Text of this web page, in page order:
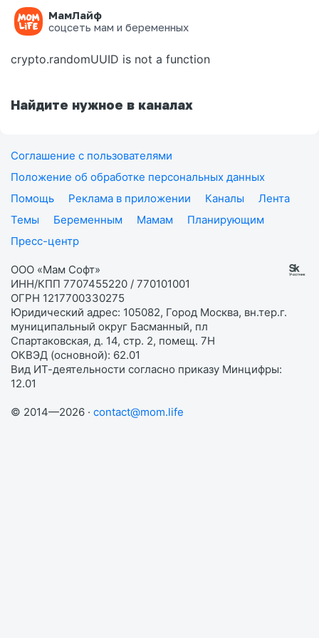
МамЛайф
соцсеть мам и беременных
Ошибка на странице
crypto.randomUUID is not a function
Найдите нужное в каналах
Соглашение с пользователями
Положение об обработке персональных данных
Помощь
Реклама в приложении Каналы
Лента
Темы
Беременным Мамам
Планирующим
Пресс-центр
ООО «Мам Софт»
ИНН/КПП 7707455220 / 770101001
ОГРН 1217700330275
Юридический адрес: 105082, Город Москва, вн.тер.г.
муниципальный округ Басманный, пл
Спартаковская, д. 14, стр. 2, помещ. 7Н
ОКВЭД (основной): 62.01
Вид ИТ-деятельности согласно приказу Минцифры:
12.01
© 2014—2026 · contact@mom.life